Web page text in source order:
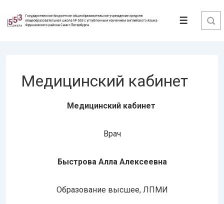
Перейти
Меню
Медицинский кабинет
Медицинский кабинет
Врач
Быстрова Алла Алексеевна
Образование высшее, ЛПМИ